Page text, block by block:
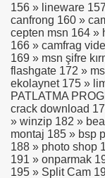
156 » lineware
canfrong 160 »
cepten msn 164 »
166 » camfrag
169 » msn şifre
flashgate 172 »
ekolaynet 175 »
PATLATMA
crack download
» winzip 182 »
montaj 185 » bsp
188 » photo shop
191 » onparmak
195 » Split Cam